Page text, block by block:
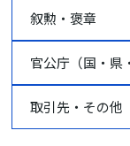
叙勲・褒章
官公庁（国・県
取引先・その他